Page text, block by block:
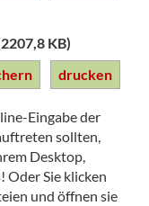
KB)
drucken
Eingabe der
sollten,
Desktop,
Oder Sie klicken
und öffnen sie